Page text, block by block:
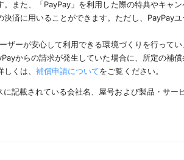
。また、「PayPay」を利用した際の特典やキャ
決済に用いることができます。ただし、PayPay
ザーが安心して利用できる環境づくりを行って
からの請求が発生していた場合に、所定の補
くは、 補償申請についてをご覧ください。
記載されている会社名、屋号および製品・サー